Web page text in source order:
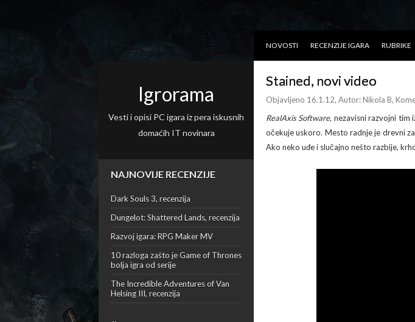
NOVOSTI RECENZIJE IGARA RUBRIKE
Igrorama
Vesti i opisi PC igara iz pera iskusnih
domaćih IT novinara
NAJNOVIJE RECENZIJE
Dark Souls 3, recenzija
Dungelot: Shattered Lands, recenzija
Razvoj igara: RPG Maker MV
10 razloga zašto je Game of Thrones
bolja igra od serije
The Incredible Adventures of Van
Helsing III, recenzija
Stained, novi video
Objavljeno 16.1.12, Autor:Nikola B,
RealAxis Software, nezavisni razvojni tim
očekuje uskoro. Mesto radnje je drevni
Ako neko uđe i slučajno nešto razbije,